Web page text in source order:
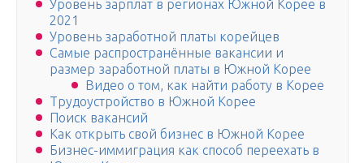
Уровень зарплат в регионах Южной Корее в
2021
Уровень заработной платы корейцев
Самые распространённые вакансии и
размер заработной платы в Южной Корее
Видео о том, как найти работу в Корее
Трудоустройство в Южной Корее
Поиск вакансий
Как открыть свой бизнес в Южной Корее
Бизнес-иммиграция как способ переехать в